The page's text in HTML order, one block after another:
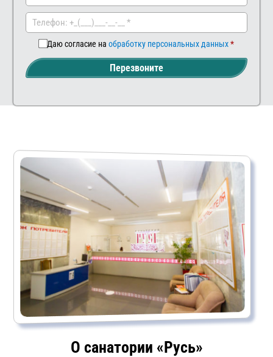
ш
мен
тар
ий
Даю согласие на обработку персональных данных
Перезвоните
О санатории «Русь»